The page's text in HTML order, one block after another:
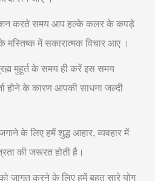
करते समय आप हल्के कलर के कपड़े
मस्तिष्क में सकारात्मक विचार आए ।
मुहूर्त के समय ही करें इस समय
होने के कारण आपकी साधना जल्दी
के लिए हमें शुद्ध आहार, व्यवहार में
की जरूरत होती है।
जागृत करने के लिए हमें बहुत सारे योग